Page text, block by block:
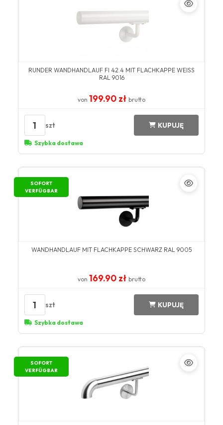
RUNDER WANDHANDLAUF FI 42.4 MIT FLACHKAPPE WEISS R
AL 9016
von 199.90 zł brutto
1 szt KUPUJĘ
Szybka dostawa
SOFORT
VERFÜGBAR
WANDHANDLAUF MIT FLACHKAPPE SCHWARZ RAL 9005
von 169.90 zł brutto
1 szt KUPUJĘ
Szybka dostawa
SOFORT
VERFÜGBAR